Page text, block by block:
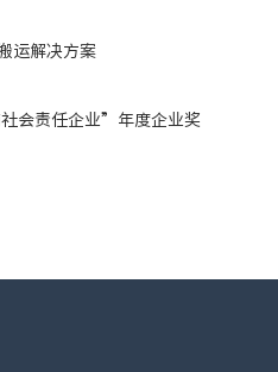
运解决方案
会责任企业”年度企业奖